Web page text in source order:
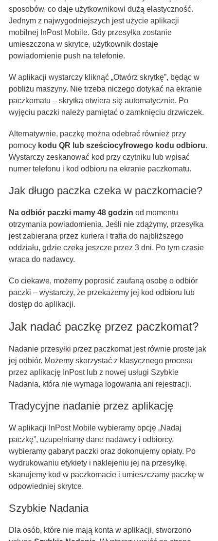
sposobów, co daje użytkownikowi dużą elastyczność.
Jednym z najwygodniejszych jest użycie aplikacji
mobilnej InPost Mobile. Gdy przesyłka zostanie
umieszczona w skrytce, użytkownik dostaje
powiadomienie push na telefonie.
W aplikacji wystarczy kliknąć „Otwórz skrytkę”, będąc w
pobliżu maszyny. Nie trzeba niczego dotykać na ekranie
paczkomatu – skrytka otwiera się automatycznie. Po
wyjęciu paczki należy pamiętać o zamknięciu drzwiczek.
Alternatywnie, paczkę można odebrać również przy
pomocy kodu QR lub sześciocyfrowego kodu odbioru.
Wystarczy zeskanować kod przy czytniku lub wpisać
numer telefonu i kod odbioru na ekranie paczkomatu.
Jak długo paczka czeka w paczkomacie?
Na odbiór paczki mamy 48 godzin od momentu
otrzymania powiadomienia. Jeśli nie zdążymy, przesyłka
jest zabierana przez kuriera i trafia do najbliższego
oddziału, gdzie czeka jeszcze przez 3 dni. Po tym czasie
wraca do nadawcy.
Co ciekawe, możemy poprosić zaufaną osobę o odbiór
paczki – wystarczy, że przekażemy jej kod odbioru lub
dostęp do aplikacji.
Jak nadać paczkę przez paczkomat?
Nadanie przesyłki przez paczkomat jest równie proste jak
jej odbiór. Możemy skorzystać z klasycznego procesu
przez aplikację InPost lub z nowej usługi Szybkie
Nadania, która nie wymaga logowania ani rejestracji.
Tradycyjne nadanie przez aplikację
W aplikacji InPost Mobile wybieramy opcję „Nadaj
paczkę”, uzupełniamy dane nadawcy i odbiorcy,
wybieramy gabaryt paczki oraz dokonujemy opłaty. Po
wydrukowaniu etykiety i naklejeniu jej na przesyłkę,
skanujemy kod w paczkomacie i umieszczamy paczkę w
odpowiedniej skrytce.
Szybkie Nadania
Dla osób, które nie mają konta w aplikacji, stworzono